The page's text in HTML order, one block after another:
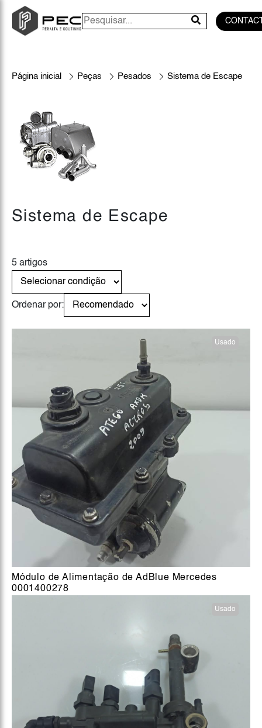
Página inicial Peças Pesados Sistema de Escape
Sistema de Escape
5 artigos
Ordenar por:
Usado
Módulo de Alimentação de AdBlue Mercedes
0001400278
Usado